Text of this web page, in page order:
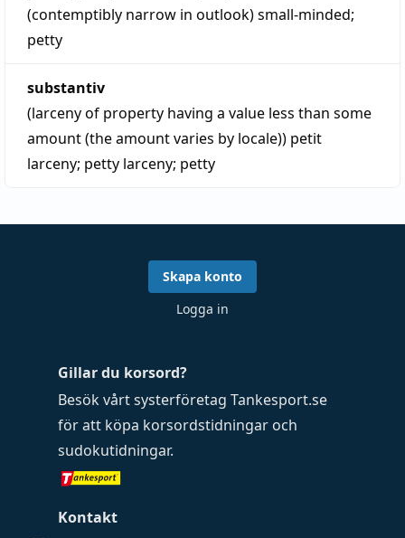
(contemptibly narrow in outlook)small-minded;
petty
substantiv
(larceny of property having a value less than some
amount (the amount varies by locale)) petit
larceny; petty larceny; petty
Gillar du korsord?
Besök vårt systerföretag Tankesport.se
för att köpa korsordstidningar och
sudokutidningar.
Kontakt
Skapa konto
Logga in